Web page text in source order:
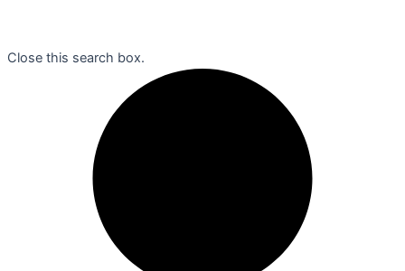
Close this search box.